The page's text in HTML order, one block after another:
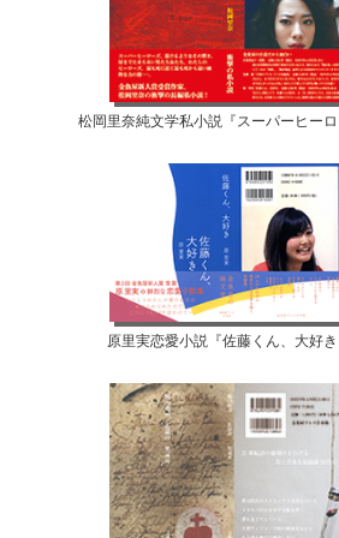
松岡里奈純文学私小説『スーパーヒーロ
原里実恋愛小説『佐藤くん、大好き